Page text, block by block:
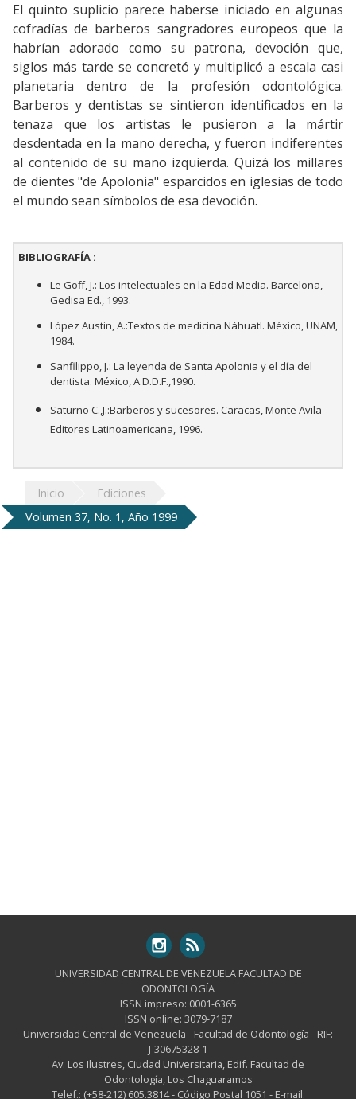
El quinto suplicio parece haberse iniciado en algunas
cofradías de barberos sangradores europeos que la
habrían adorado como su patrona, devoción que,
siglos más tarde se concretó y multiplicó a escala casi
planetaria dentro de la profesión odontológica.
Barberos y dentistas se sintieron identificados en la
tenaza que los artistas le pusieron a la mártir
desdentada en la mano derecha, y fueron indiferentes
al contenido de su mano izquierda. Quizá los millares
de dientes "de Apolonia" esparcidos en iglesias de todo
el mundo sean símbolos de esa devoción.
BIBLIOGRAFÍA :
Le Goff, J.: Los intelectuales en la Edad Media. Barcelona,
Gedisa Ed., 1993.
López Austin, A.:Textos de medicina Náhuatl. México, UNAM,
1984.
Sanfilippo, J.: La leyenda de Santa Apolonia y el día del
dentista. México, A.D.D.F.,1990.
Saturno C.,J.:Barberos y sucesores. Caracas, Monte Avila
Editores Latinoamericana, 1996.
Inicio
Ediciones
Volumen 37, No. 1, Año 1999
UNIVERSIDAD CENTRAL DE VENEZUELA FACULTAD DE
ODONTOLOGÍA
ISSN impreso: 0001-6365
ISSN online: 3079-7187
Universidad Central de Venezuela - Facultad de Odontología - RIF:
J-30675328-1
Av. Los Ilustres, Ciudad Universitaria, Edif. Facultad de
Odontología, Los Chaguaramos
Telef.: (+58-212) 605.3814 - Código Postal 1051 - E-mail: